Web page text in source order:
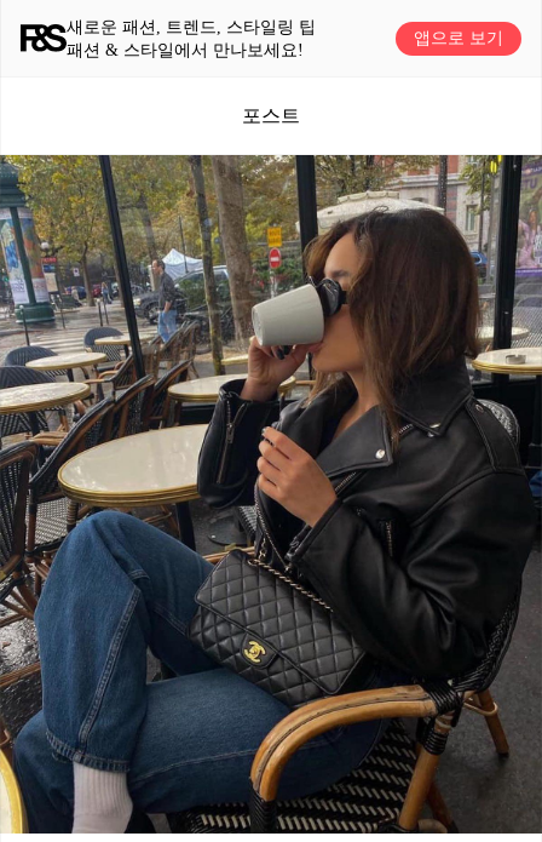
새로운 패션, 트렌드, 스타일링 팁
패션 & 스타일에서 만나보세요!
앱으로 보기
포스트